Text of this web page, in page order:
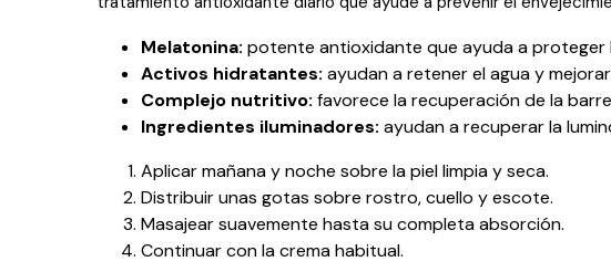
Melatonina: potente antioxidante que ayuda a proteger
Activos hidratantes: ayudan a retener el agua y
Complejo nutritivo: favorece la recuperación de la
Ingredientes iluminadores: ayudan a recuperar la
Aplicar mañana y noche sobre la piel limpia y seca.
Distribuir unas gotas sobre rostro, cuello y escote.
Masajear suavemente hasta su completa absorción.
Continuar con la crema habitual.